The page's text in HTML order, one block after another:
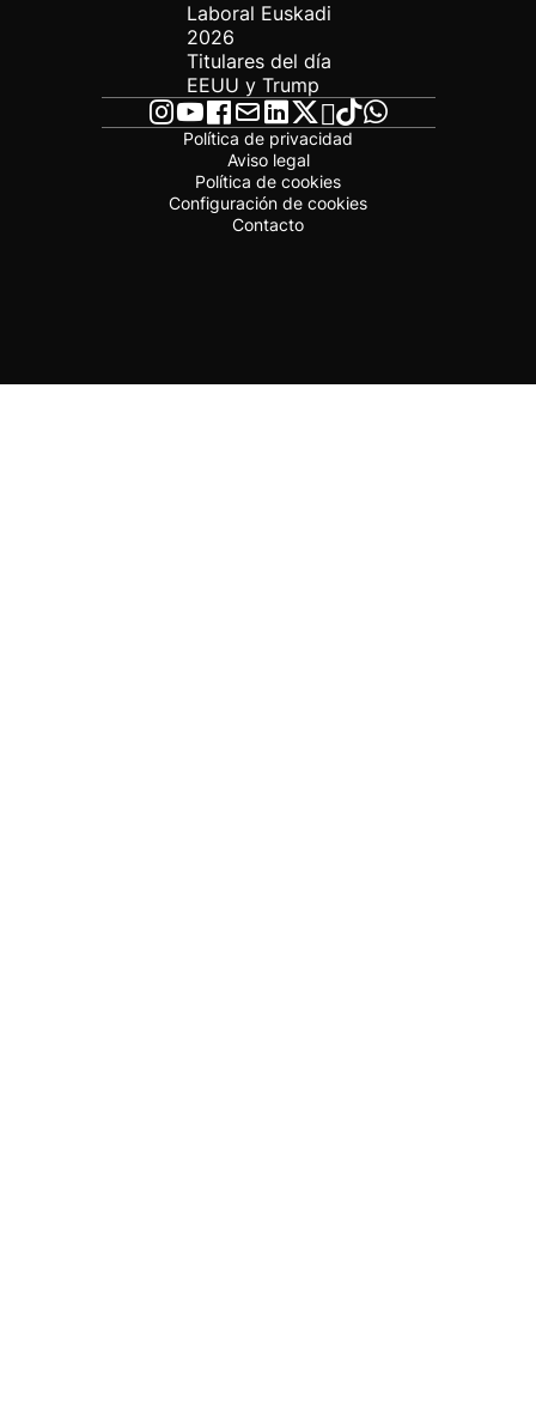
Laboral Euskadi
2026
Titulares del día
EEUU y Trump
Política de privacidad
Aviso legal
Política de cookies
Configuración de cookies
Contacto